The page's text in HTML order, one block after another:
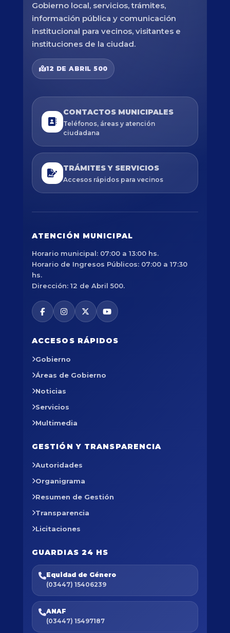
Gobierno local, servicios, trámites,
información pública y comunicación
institucional para vecinos, visitantes e
instituciones de la ciudad.
12 DE ABRIL 500
CONTACTOS MUNICIPALES
Teléfonos, áreas y atención
ciudadana
TRÁMITES Y SERVICIOS
Accesos rápidos para vecinos
ATENCIÓN MUNICIPAL
Horario municipal: 07:00 a 13:00 hs.
Horario de Ingresos Públicos: 07:00 a 17:30
hs.
Dirección: 12 de Abril 500.
ACCESOS RÁPIDOS
Gobierno
Áreas de Gobierno
Noticias
Servicios
Multimedia
GESTIÓN Y TRANSPARENCIA
Autoridades
Organigrama
Resumen de Gestión
Transparencia
Licitaciones
GUARDIAS 24 HS
Equidad de Género
(03447) 15406239
ANAF
(03447) 15497187